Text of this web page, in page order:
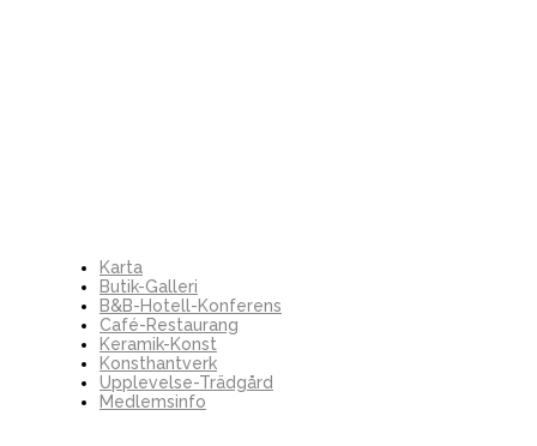
Karta
Butik-Galleri
B&B-Hotell-Konferens
Café-Restaurang
Keramik-Konst
Konsthantverk
Upplevelse-Trädgård
Medlemsinfo